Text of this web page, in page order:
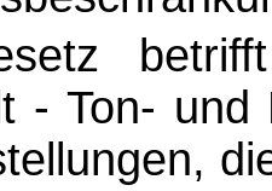
- Ton- und